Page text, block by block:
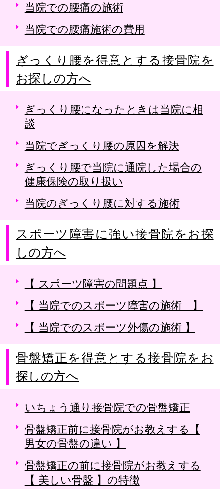
当院での腰痛の施術
当院での腰痛施術の費用
ぎっくり腰を得意とする接骨院を
お探しの方へ
ぎっくり腰になったときは当院に相
談
当院でぎっくり腰の原因を解決
ぎっくり腰で当院に通院した場合の
健康保険の取り扱い
当院のぎっくり腰に対する施術
スポーツ障害に強い接骨院をお探
しの方へ
【 スポーツ障害の問題点 】
【 当院でのスポーツ障害の施術 】
【 当院でのスポーツ外傷の施術 】
骨盤矯正を得意とする接骨院をお
探しの方へ
いちょう通り接骨院での骨盤矯正
骨盤矯正前に接骨院がお教えする【
男女の骨盤の違い 】
骨盤矯正の前に接骨院がお教えする
【 美しい骨盤 】の特徴